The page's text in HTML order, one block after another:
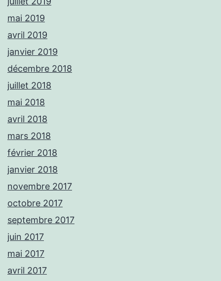
mai 2019
avril 2019
janvier 2019
décembre 2018
juillet 2018
mai 2018
avril 2018
mars 2018
février 2018
janvier 2018
novembre 2017
octobre 2017
septembre 2017
juin 2017
mai 2017
avril 2017